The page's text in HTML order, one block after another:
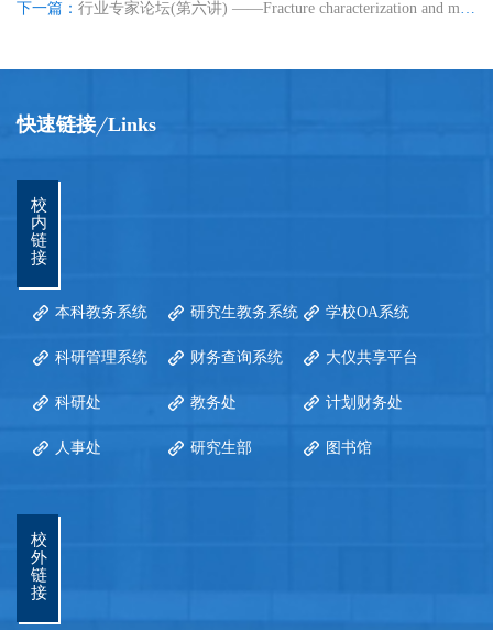
下一篇： 行业专家论坛(第六讲) ——Fracture characterization and modelling from an oil industry perspective
快速链接 Links
校
内
链
接
本科教务系统 研究生教务系统 学校OA系统
科研管理系统 财务查询系统 大仪共享平台
科研处 教务处 计划财务处
人事处 研究生部 图书馆
校
外
链
接